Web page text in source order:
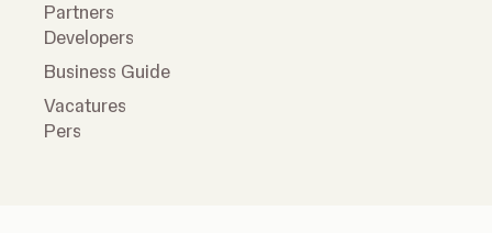
Partners
Developers
Business Guide
Vacatures
Pers